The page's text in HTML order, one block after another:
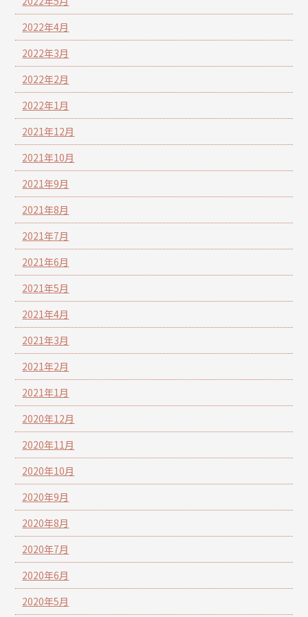
2022年4月
2022年3月
2022年2月
2022年1月
2021年12月
2021年10月
2021年9月
2021年8月
2021年7月
2021年6月
2021年5月
2021年4月
2021年3月
2021年2月
2021年1月
2020年12月
2020年11月
2020年10月
2020年9月
2020年8月
2020年7月
2020年6月
2020年5月